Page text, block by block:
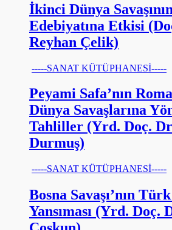
İkinci Dünya
Edebiyatına Etkisi
Reyhan Çelik)
-----SANAT KÜTÜPHANESİ-----
Peyami Safa’nın
Dünya Savaşlarına
Tahliller (Yrd. Doç.
Durmuş)
-----SANAT KÜTÜPHANESİ-----
Bosna Savaşı’nın
Yansıması (Yrd. Doç.